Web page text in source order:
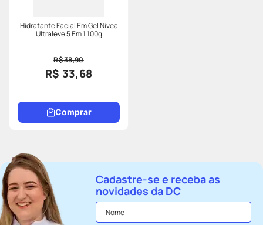
Hidratante Facial Em Gel Nivea
Ultraleve 5 Em 1 100g
R$ 38,90
R$ 33,68
Comprar
Cadastre-se e receba as
novidades da DC